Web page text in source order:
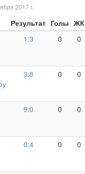
2017 г.
Результат Голы ЖК
1:3 0 0
3:8 0 0
9:0 0 0
0:4 0 0